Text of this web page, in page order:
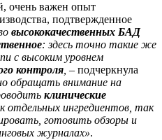
очень важен опыт
подтвержденное
высококачественных БАД
: здесь точно такие же
с высоким уровнем
контроля – подчеркнула
обращать внимание на
клинические
отдельных ингредиентов, так
готовить обзоры и
журналах».